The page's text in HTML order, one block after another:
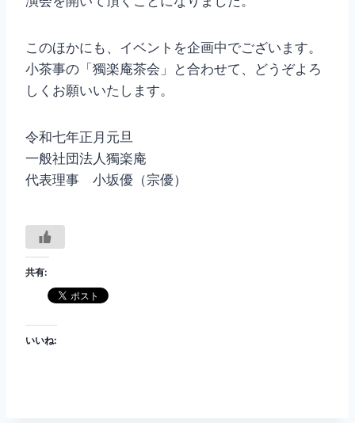
このほかにも、イベントを企画中でございます。
小茶事の「獨楽庵茶会」と合わせて、どうぞよろ
しくお願いいたします。
令和七年正月元旦
一般社団法人獨楽庵
代表理事 小坂優（宗優）
共有:
いいね: